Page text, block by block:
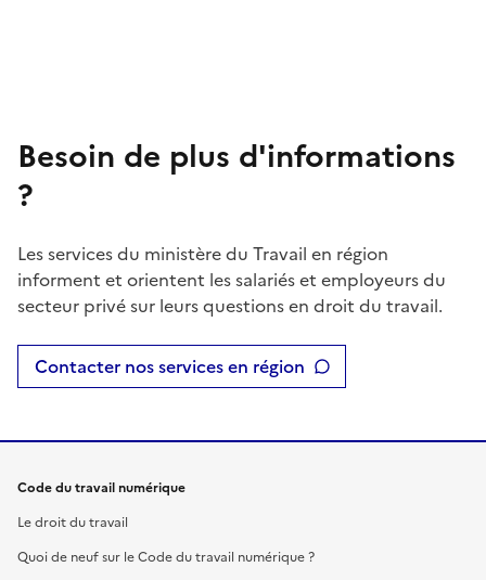
Besoin de plus d'informations
?
Les services du ministère du Travail en région
informent et orientent les salariés et employeurs du
secteur privé sur leurs questions en droit du travail.
Contacter nos services en région
Code du travail numérique
Le droit du travail
Quoi de neuf sur le Code du travail numérique ?